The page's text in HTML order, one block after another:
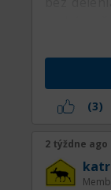
že cena
odrazu
Predaje
-38.2 %
obratu
vyčerpá
(3)
2 týždne ago